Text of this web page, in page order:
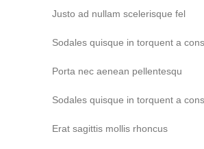
Justo ad nullam scelerisque fel
Sodales quisque in torquent a
Porta nec aenean pellentesqu
Sodales quisque in torquent a
Erat sagittis mollis rhoncus